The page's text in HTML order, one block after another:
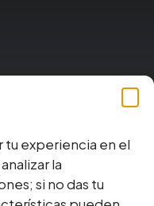
tu experiencia en el
la
si no das tu